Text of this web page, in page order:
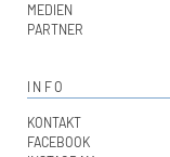
MEDIEN
PARTNER
INFO
KONTAKT
FACEBOOK